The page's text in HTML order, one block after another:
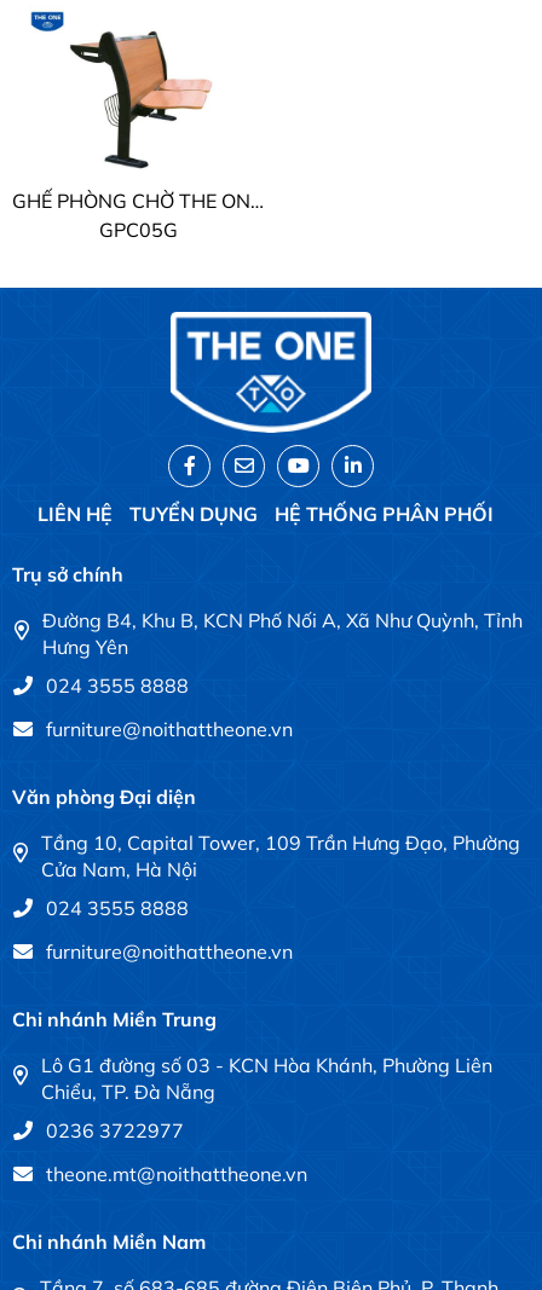
GHẾ PHÒNG CHỜ THE ONE TỰA GỖ
GPC05G
LIÊN HỆ TUYỂN DỤNG HỆ THỐNG PHÂN PHỐI
Trụ sở chính
Đường B4, Khu B, KCN Phố Nối A, Xã Như Quỳnh, Tỉnh
Hưng Yên
024 3555 8888
furniture@noithattheone.vn
Văn phòng Đại diện
Tầng 10, Capital Tower, 109 Trần Hưng Đạo, Phường
Cửa Nam, Hà Nội
024 3555 8888
furniture@noithattheone.vn
Chi nhánh Miền Trung
Lô G1 đường số 03 - KCN Hòa Khánh, Phường Liên
Chiểu, TP. Đà Nẵng
0236 3722977
theone.mt@noithattheone.vn
Chi nhánh Miền Nam